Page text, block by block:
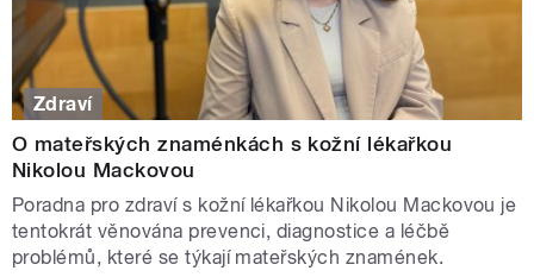
Zdraví
O mateřských znaménkách s kožní lékařkou
Nikolou Mackovou
Poradna pro zdraví s kožní lékařkou Nikolou Mackovou je
tentokrát věnována prevenci, diagnostice a léčbě
problémů, které se týkají mateřských znamének.